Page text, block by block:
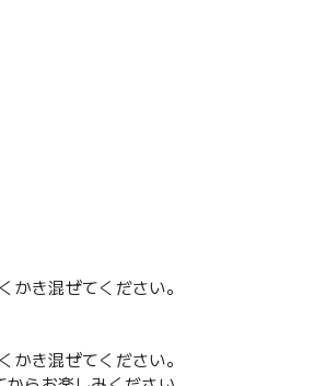
き混ぜてください。
き混ぜてください。